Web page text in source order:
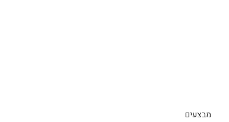
מבצעים